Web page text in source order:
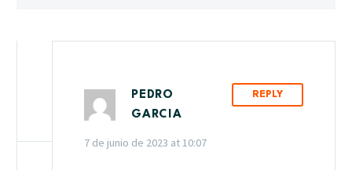
PEDRO
GARCIA
7 de junio de 2023 at 10:07
REPLY